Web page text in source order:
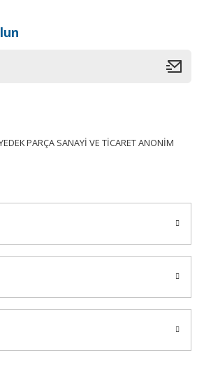
PARÇA SANAYİ VE TİCARET ANONİM